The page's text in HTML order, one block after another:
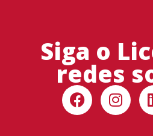
Siga o
redes